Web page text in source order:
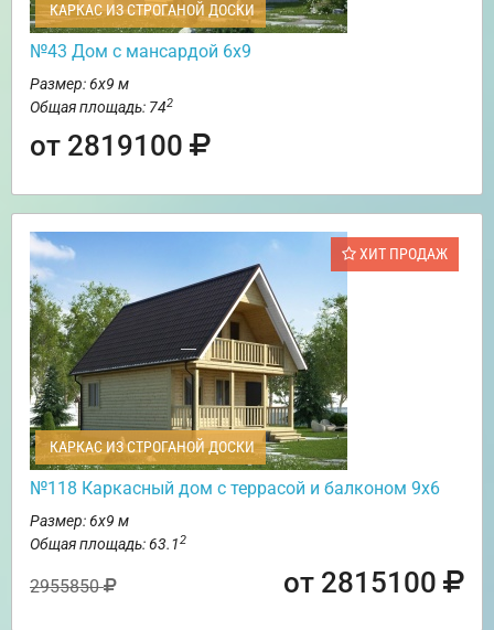
КАРКАС ИЗ СТРОГАНОЙ ДОСКИ
№43 Дом с мансардой 6х9
Размер: 6х9 м
Общая площадь: 742
от 2819100
ХИТ ПРОДАЖ
КАРКАС ИЗ СТРОГАНОЙ ДОСКИ
№118 Каркасный дом с террасой и балконом 9х6
Размер: 6х9 м
Общая площадь: 63.12
2955850 от 2815100